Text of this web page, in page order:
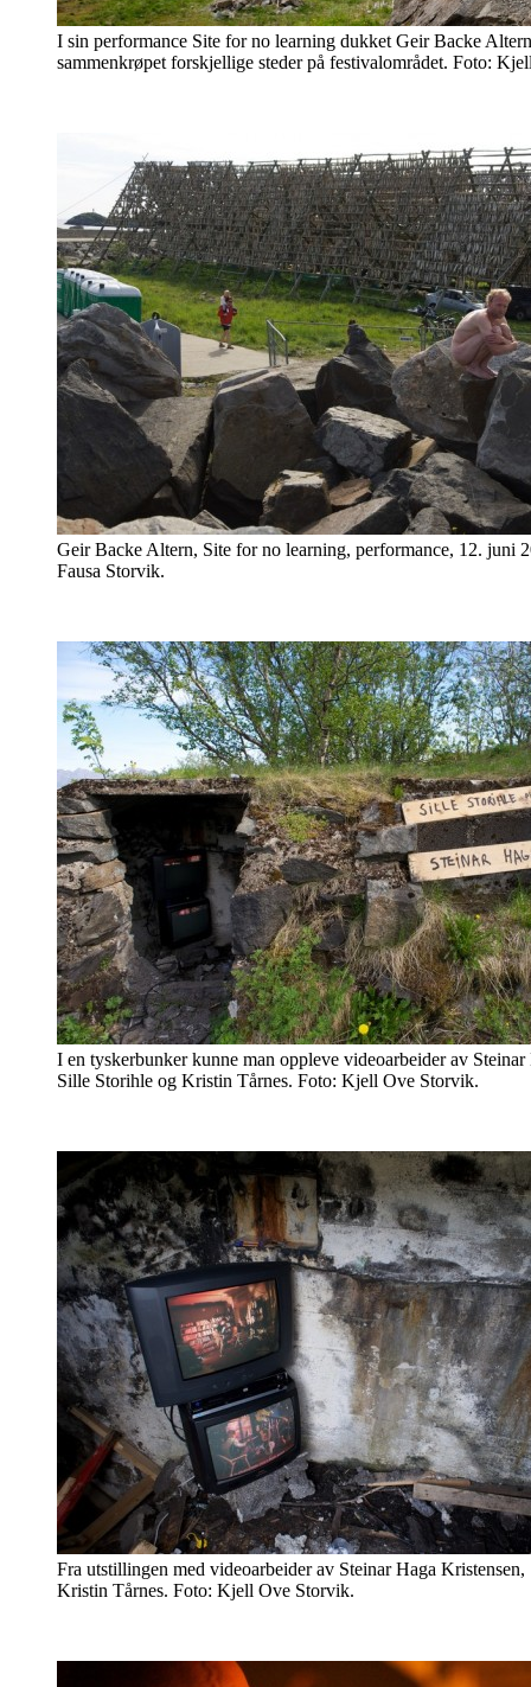
I sin performance Site for no learning dukket Geir Backe
sammenkrøpet forskjellige steder på festivalområdet. Foto:
Geir Backe Altern, Site for no learning, performance, 12. juni
Fausa Storvik.
I en tyskerbunker kunne man oppleve videoarbeider av
Sille Storihle og Kristin Tårnes. Foto: Kjell Ove Storvik.
Fra utstillingen med videoarbeider av Steinar Haga
Kristin Tårnes. Foto: Kjell Ove Storvik.